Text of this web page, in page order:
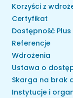
Korzyści z
Certyfikat
Dostępność Plus
Referencje
Wdrożenia
Ustawa o
Skarga na brak
Instytucje i